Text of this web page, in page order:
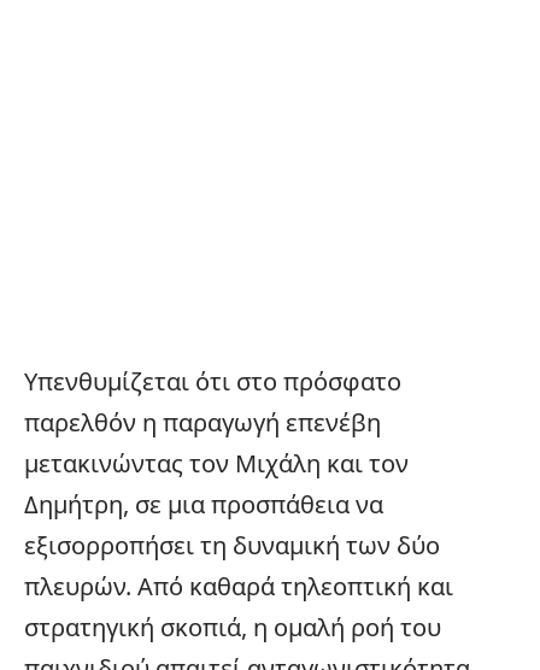
Υπενθυμίζεται ότι στο πρόσφατο
παρελθόν η παραγωγή επενέβη
μετακινώντας τον Μιχάλη και τον
Δημήτρη, σε μια προσπάθεια να
εξισορροπήσει τη δυναμική των δύο
πλευρών. Από καθαρά τηλεοπτική και
στρατηγική σκοπιά, η ομαλή ροή του